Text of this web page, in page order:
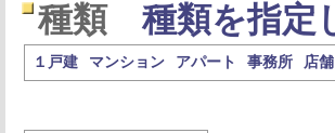
種類 種類を指定
１戸建 マンション アパート 事務所 店舗